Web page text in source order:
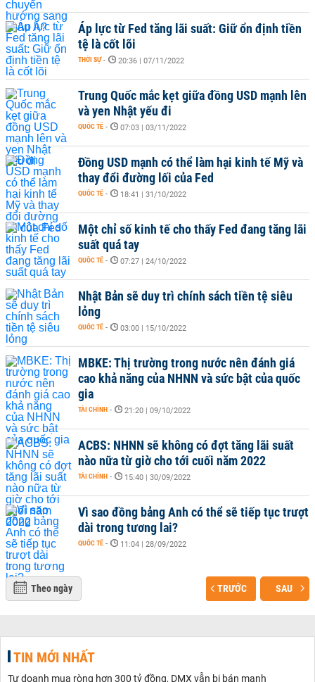
Áp lực từ Fed tăng lãi suất: Giữ ổn định tiền
tệ là cốt lõi
THỜI SỰ - 20:36 | 07/11/2022
Trung Quốc mắc kẹt giữa đồng USD mạnh lên
và yen Nhật yếu đi
QUỐC TẾ - 07:03 | 03/11/2022
Đồng USD mạnh có thể làm hại kinh tế Mỹ và
thay đổi đường lối của Fed
QUỐC TẾ - 18:41 | 31/10/2022
Một chỉ số kinh tế cho thấy Fed đang tăng lãi
suất quá tay
QUỐC TẾ - 07:27 | 24/10/2022
Nhật Bản sẽ duy trì chính sách tiền tệ siêu
lỏng
QUỐC TẾ - 03:00 | 15/10/2022
MBKE: Thị trường trong nước nên đánh giá
cao khả năng của NHNN và sức bật của quốc
gia
TÀI CHÍNH - 21:20 | 09/10/2022
ACBS: NHNN sẽ không có đợt tăng lãi suất
nào nữa từ giờ cho tới cuối năm 2022
TÀI CHÍNH - 15:40 | 30/09/2022
Vì sao đồng bảng Anh có thể sẽ tiếp tục trượt
dài trong tương lai?
QUỐC TẾ - 11:04 | 28/09/2022
Theo ngày TRƯỚC SAU
TIN MỚI NHẤT
Tự doanh mua ròng hơn 300 tỷ đồng, DMX vẫn bị bán mạnh